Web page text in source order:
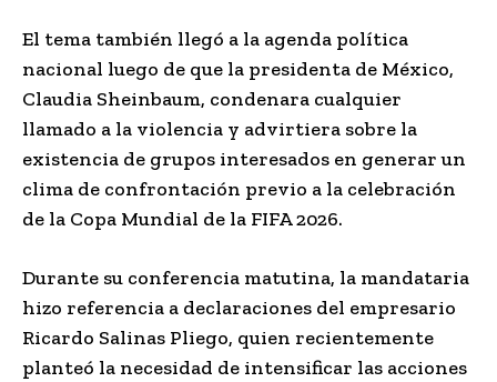
El tema también llegó a la agenda política
nacional luego de que la presidenta de México,
Claudia Sheinbaum, condenara cualquier
llamado a la violencia y advirtiera sobre la
existencia de grupos interesados en generar un
clima de confrontación previo a la celebración
de la Copa Mundial de la FIFA 2026.
Durante su conferencia matutina, la mandataria
hizo referencia a declaraciones del empresario
Ricardo Salinas Pliego, quien recientemente
planteó la necesidad de intensificar las acciones